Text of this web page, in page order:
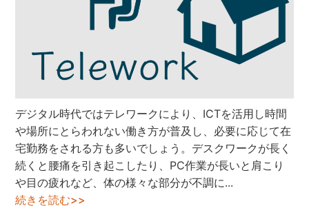
デジタル時代ではテレワークにより、ICTを活用し時間
や場所にとらわれない働き方が普及し、必要に応じて在
宅勤務をされる方も多いでしょう。デスクワークが長く
続くと腰痛を引き起こしたり、PC作業が長いと肩こり
や目の疲れなど、体の様々な部分が不調に...
続きを読む>>